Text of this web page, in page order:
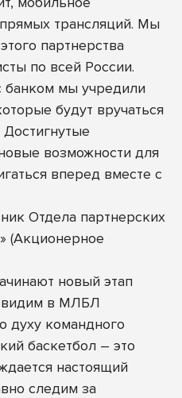
трансляций. Мы
партнерства
по всей России.
банком мы учредили
будут вручаться
возможности для
вперед вместе с
Отдела партнерских
(Акционерное
новый этап
видим в МЛБЛ
духу командного
баскетбол – это
настоящий
следим за